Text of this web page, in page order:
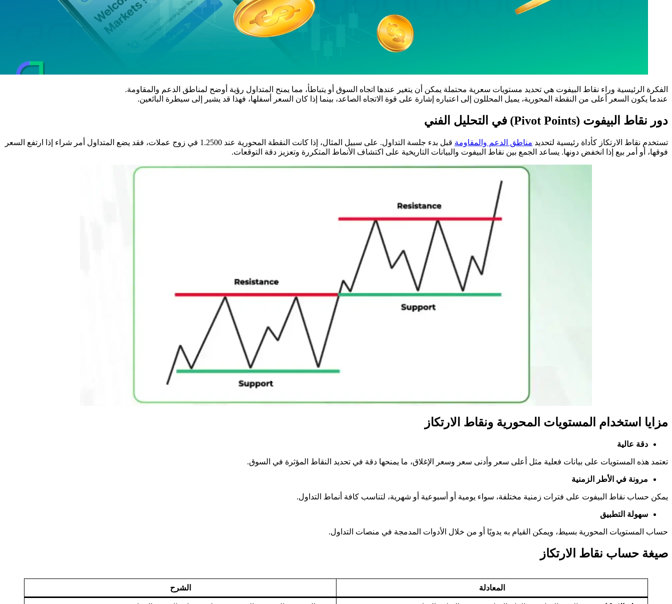
الفكرة الرئيسية وراء نقاط البيفوت هي تحديد مستويات سعرية محتملة يمكن أن يتغير عندها اتجاه السوق أو يتباطأ، مما يمنح المتداول رؤية أوضح لمناطق الدعم والمقاومة.
عندما يكون السعر أعلى من النقطة المحورية، يميل المحللون إلى اعتباره إشارة على قوة الاتجاه الصاعد، بينما إذا كان السعر أسفلها، فهذا قد يشير إلى سيطرة البائعين.
دور نقاط البيفوت (Pivot Points) في التحليل الفني
تستخدم نقاط الارتكاز كأداة رئيسية لتحديد مناطق الدعم والمقاومة
قبل بدء جلسة التداول. على سبيل المثال، إذا كانت النقطة المحورية عند 1.2500 في زوج عملات، فقد يضع المتداول أمر شراء إذا ارتفع السعر
فوقها، أو أمر بيع إذا انخفض دونها. يساعد الجمع بين نقاط البيفوت والبيانات التاريخية على اكتشاف الأنماط المتكررة وتعزيز دقة التوقعات.
مزايا استخدام المستويات المحورية ونقاط الارتكاز
دقة عالية
تعتمد هذه المستويات على بيانات فعلية مثل أعلى سعر وأدنى سعر وسعر الإغلاق، ما يمنحها دقة في تحديد النقاط المؤثرة في السوق.
مرونة في الأطر الزمنية
يمكن حساب نقاط البيفوت على فترات زمنية مختلفة، سواء يومية أو أسبوعية أو شهرية، لتناسب كافة أنماط التداول.
سهولة التطبيق
حساب المستويات المحورية بسيط، ويمكن القيام به يدويًا أو من خلال الأدوات المدمجة في منصات التداول.
صيغة حساب نقاط الارتكاز
المعادلة الشرح